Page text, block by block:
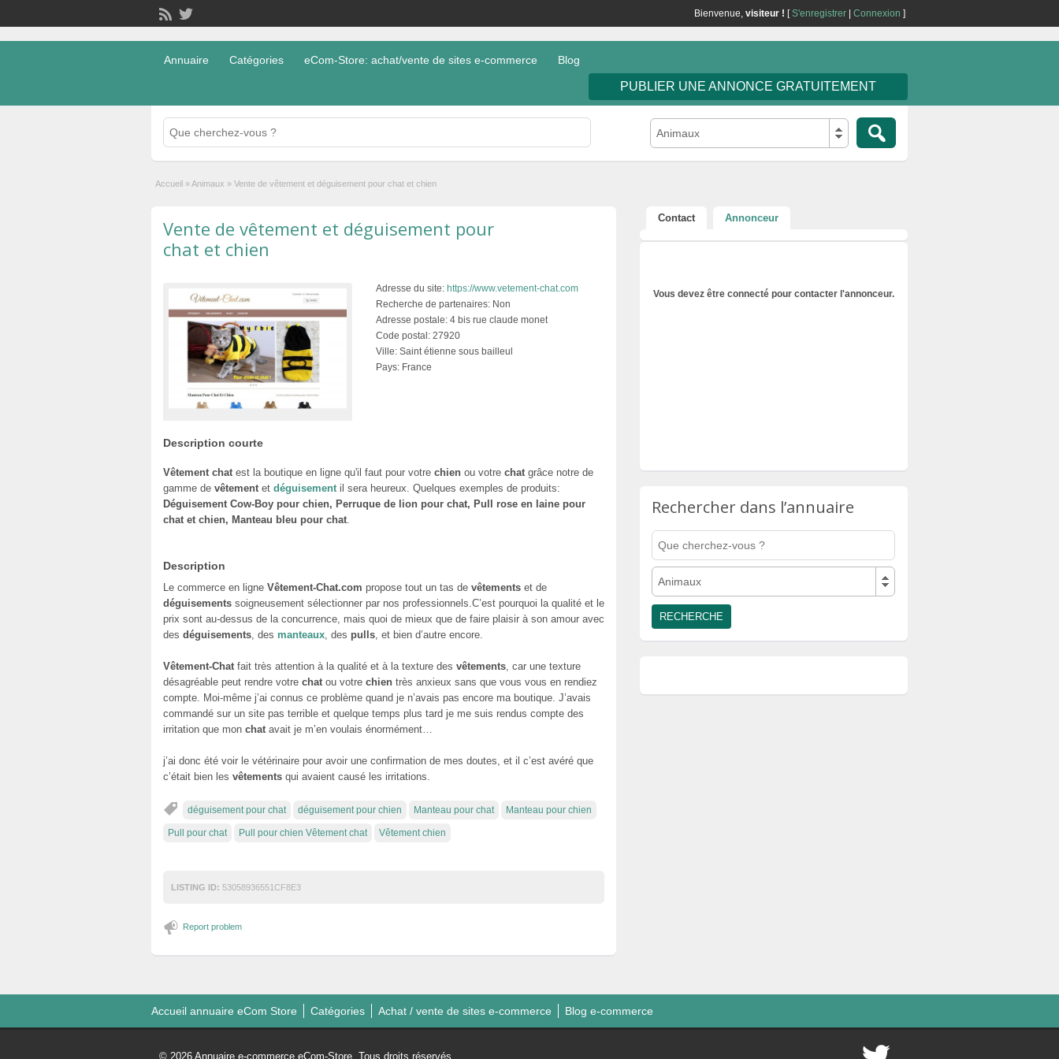
Bienvenue, visiteur ! [S'enregistrer Connexion ]
Annuaire Catégories eCom-Store: achat/vente de sites e-commerce Blog
PUBLIER UNE ANNONCE GRATUITEMENT
Animaux
Accueil »Animaux » Vente de vêtement et déguisement pour chat et chien
Vente de vêtement et déguisement pour
chat et chien
Adresse du site: https://www.vetement-chat.com
Recherche de partenaires: Non
Adresse postale: 4 bis rue claude monet
Code postal: 27920
Ville: Saint étienne sous bailleul
Pays: France
Description courte
Vêtement chat est la boutique en ligne qu'il faut pour votre chien ou votre chat grâce notre de
gamme de vêtement et déguisement il sera heureux. Quelques exemples de produits:
Déguisement Cow-Boy pour chien, Perruque de lion pour chat, Pull rose en laine pour
chat et chien, Manteau bleu pour chat
Description
Le commerce en ligne Vêtement-Chat.com propose tout un tas de vêtements et de
déguisements soigneusement sélectionner par nos professionnels.C’est pourquoi la qualité et le
prix sont au-dessus de la concurrence, mais quoi de mieux que de faire plaisir à son amour avec
des déguisements , des manteaux , des pulls , et bien d’autre encore.
Vêtement-Chat fait très attention à la qualité et à la texture des vêtements , car une texture
désagréable peut rendre votre chat ou votre chien très anxieux sans que vous vous en rendiez
compte. Moi-même j’ai connus ce problème quand je n’avais pas encore ma boutique. J’avais
commandé sur un site pas terrible et quelque temps plus tard je me suis rendus compte des
irritation que mon chat avait je m’en voulais énormément…
j’ai donc été voir le vétérinaire pour avoir une confirmation de mes doutes, et il c’est avéré que
c’était bien les vêtements qui avaient causé les irritations.
déguisement pour chat déguisement pour chien Manteau pour chat Manteau pour chien
Pull pour chat Pull pour chien Vêtement chat Vêtement chien
LISTING ID: 53058936551CF8E3
Report problem
Contact Annonceur
Vous devez être connecté pour contacter l'annonceur.
Rechercher dans l’annuaire
Animaux
Accueil annuaire eCom Store Catégories Achat / vente de sites e-commerce Blog e-commerce
© 2026 Annuaire e-commerce eCom-Store. Tous droits réservés.